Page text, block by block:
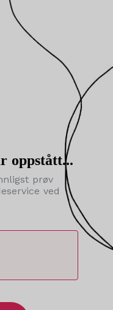
oppstått...
prøv
ved